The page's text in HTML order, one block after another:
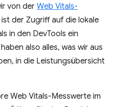
von der Web Vitals-
der Zugriff auf die lokale
in den DevTools ein
also alles, was wir aus
in die Leistungsübersicht
Web Vitals-Messwerte im